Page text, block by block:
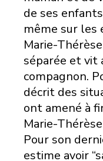
de ses
même sur les
Marie-
séparée et vit
compagnon.
décrit des
ont amené à
Marie-
Pour son
estime avoir